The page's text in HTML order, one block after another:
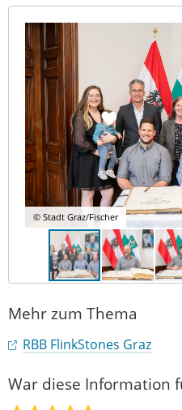
© Stadt Graz/Fischer
Mehr zum Thema
RBB FlinkStones Graz
War diese Information